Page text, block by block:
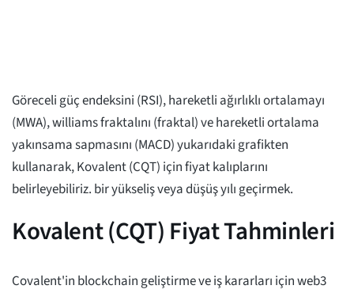
Göreceli güç endeksini (RSI), hareketli ağırlıklı ortalamayı
(MWA), williams fraktalını (fraktal) ve hareketli ortalama
yakınsama sapmasını (MACD) yukarıdaki grafikten
kullanarak, Kovalent (CQT) için fiyat kalıplarını
belirleyebiliriz. bir yükseliş veya düşüş yılı geçirmek.
Kovalent (CQT) Fiyat Tahminleri
Covalent'in blockchain geliştirme ve iş kararları için web3